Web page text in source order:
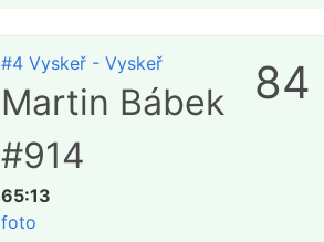
#4 Vyskeř - Vyskeř
Martin Bábek
#914
65:13
foto
84